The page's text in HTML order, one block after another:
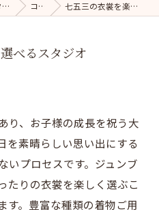
京都のレンタル衣裳・写真スタジオならジュンブライダル コラム 七五三の衣裳を楽しく選べるスタジオ
べるスタジオ
り、お子様の成長を祝う大
を素晴らしい思い出にする
いプロセスです。ジュンブ
たりの衣裳を楽しく選ぶこ
す。豊富な種類の着物ご用